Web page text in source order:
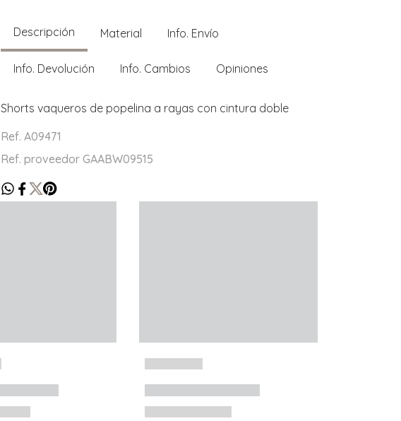
Descripción Material Info. Envío
Info. Devolución Info. Cambios Opiniones
Shorts vaqueros de popelina a rayas con cintura doble
Ref. A09471
Ref. proveedor GAABW09515